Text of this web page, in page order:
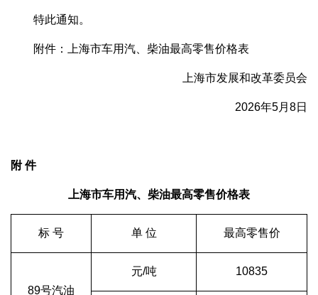
特此通知。
附件：上海市车用汽、柴油最高零售价格表
上海市发展和改革委员会
2026年5月8日
附 件
上海市车用汽、柴油最高零售价格表
标 号 单 位 最高零售价
89号汽油
元/吨 10835